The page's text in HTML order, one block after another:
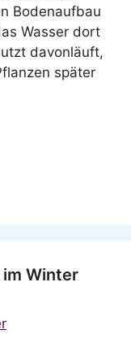
Bodenaufbau
Wasser dort
davonläuft,
später
im Winter